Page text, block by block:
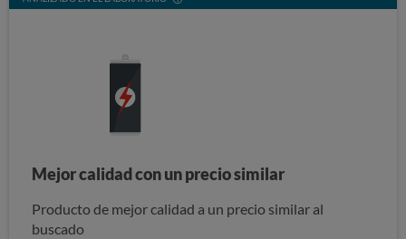
Mejor calidad con un precio similar
Producto de mejor calidad a un precio similar al
buscado